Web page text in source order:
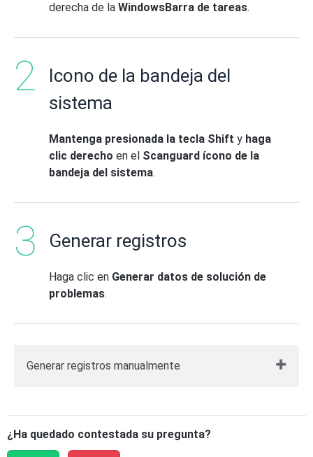
derecha de la WindowsBarra de tareas.
Icono de la bandeja del
sistema
Mantenga presionada la tecla Shift y haga
clic derecho en el Scanguard ícono de la
bandeja del sistema.
Generar registros
Haga clic en Generar datos de solución de
problemas.
Generar registros manualmente
¿Ha quedado contestada su pregunta?